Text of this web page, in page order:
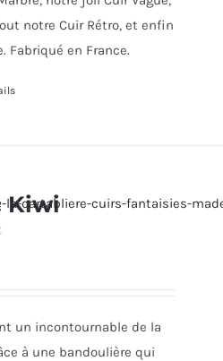
notre Cuir Rétro, et enfin
Fabriqué en France.
Kiwi
un incontournable de la
à une bandoulière qui